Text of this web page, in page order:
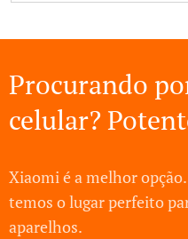
autorizadas da Xiaomi
a Xiaomi possui uma
técnica autorizada em
incluindo Curitiba.
manutenções em
garantindo que seu
por profissionais
Procurando
celular?
Xiaomi é a melhor
temos o lugar perfeito
aparelhos.